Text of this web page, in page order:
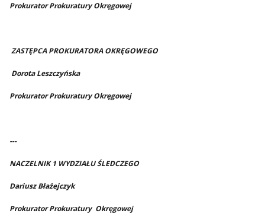
Prokurator Prokuratury Okręgowej
ZASTĘPCA PROKURATORA OKRĘGOWEGO
Dorota Leszczyńska
Prokurator Prokuratury Okręgowej
---
NACZELNIK 1 WYDZIAŁU ŚLEDCZEGO
Dariusz Błażejczyk
Prokurator Prokuratury Okręgowej